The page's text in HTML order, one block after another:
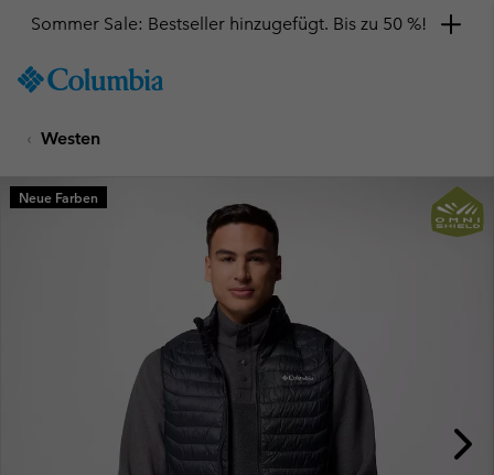
TO
SKIP
MAIN
NAV
Sommer Sale: Bestseller hinzugefügt. Bis zu 50 %!
Westen
Neue Farben